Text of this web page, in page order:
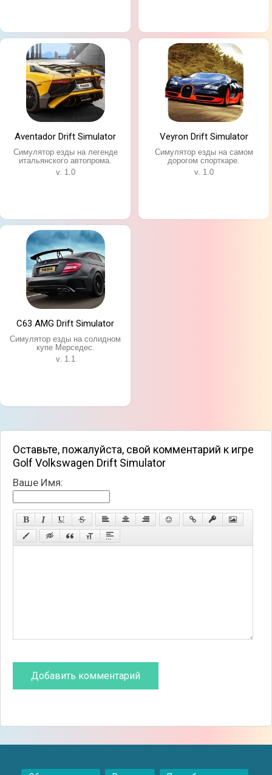
Aventador Drift Simulator
Симулятор езды на легенде
итальянского автопрома.
v. 1.0
Veyron Drift Simulator
Симулятор езды на самом
дорогом спорткаре.
v. 1.0
C63 AMG Drift Simulator
Симулятор езды на солидном
купе Мерседес.
v. 1.1
Оставьте, пожалуйста, свой комментарий к игре
Golf Volkswagen Drift Simulator
Ваше Имя: